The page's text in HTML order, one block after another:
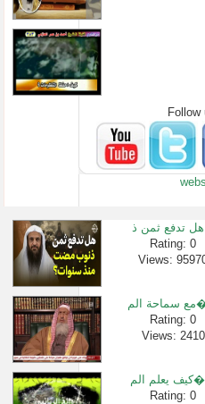
Follow
Rating: 0
Views:
Rating: 0
Views: 2410
الم�...
Rating: 0